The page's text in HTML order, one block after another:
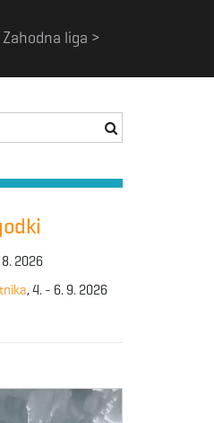
Zahodna liga >
2026
, 4. - 6. 9. 2026